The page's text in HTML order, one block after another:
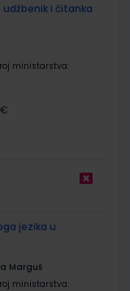
udžbenik i čitanka
ministarstva:
jezika u
Marguš
ministarstva: